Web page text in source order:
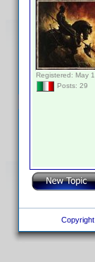
Registered: May
Posts: 29